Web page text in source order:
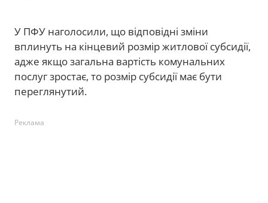
У ПФУ наголосили, що відповідні зміни
вплинуть на кінцевий розмір житлової субсидії,
адже якщо загальна вартість комунальних
послуг зростає, то розмір субсидії має бути
переглянутий.
Реклама